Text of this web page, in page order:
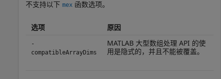
不支持以下 mex 函数选项。
选项 原因
-
compatibleArrayDims
MATLAB 大型数组处理 API 的使
用是隐式的，并且不能被覆盖。